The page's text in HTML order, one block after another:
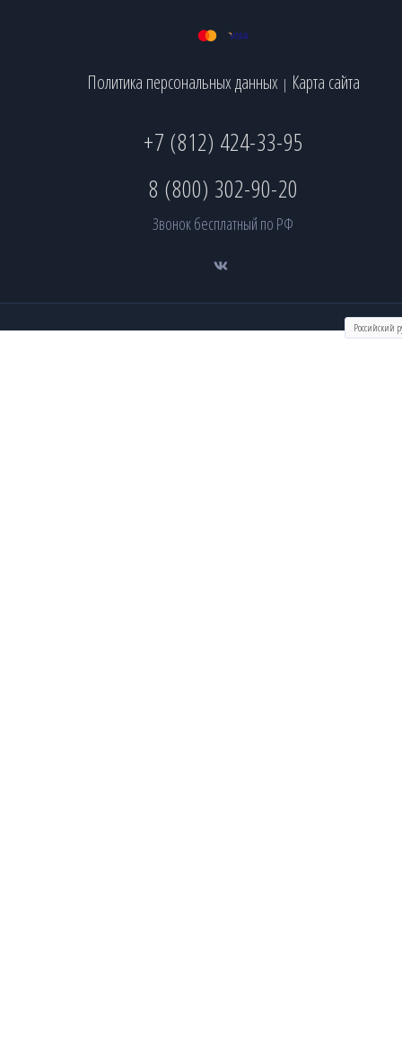
Политика персональных данных | Карта сайта
+7 (812) 424-33-95
8 (800) 302-90-20
Звонок бесплатный по РФ